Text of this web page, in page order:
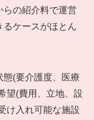
の紹介料で運営
るケースがほとん
(要介護度、医療
望(費用、立地、設
け入れ可能な施設